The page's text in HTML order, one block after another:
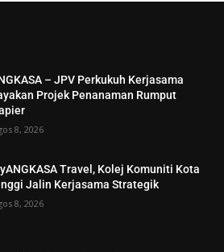
– JPV Perkukuh Kerjasama
Projek Penanaman Rumput
8, 2026
Travel, Kolej Komuniti Kota
Jalin Kerjasama Strategik
8, 2026